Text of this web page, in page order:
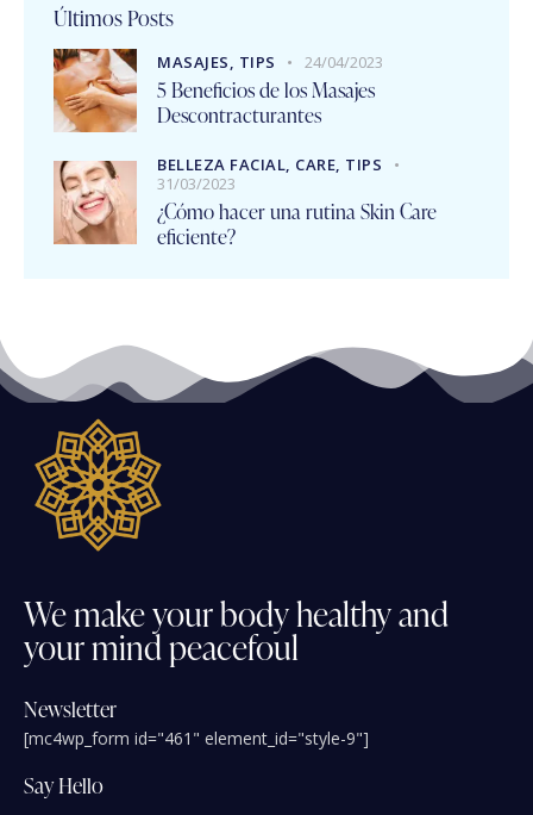
Últimos Posts
MASAJES, TIPS 24/04/2023
5 Beneficios de los Masajes
Descontracturantes
BELLEZA FACIAL, CARE, TIPS
31/03/2023
¿Cómo hacer una rutina Skin Care
eficiente?
Wemakeyourbodyhealthyand
yourmindpeacefoul
Newsletter
[mc4wp_form id="461" element_id="style-9"]
Say Hello